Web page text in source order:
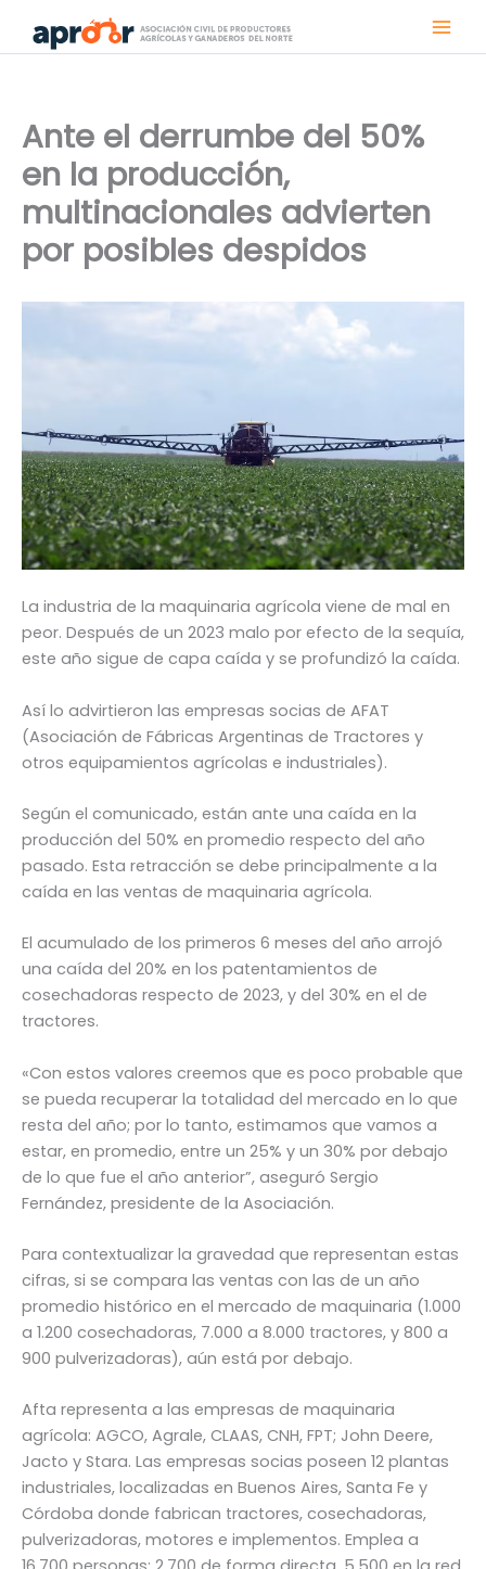
Ante el derrumbe del 50%
en la producción,
multinacionales advierten
por posibles despidos
La industria de la maquinaria agrícola viene de mal en
peor. Después de un 2023 malo por efecto de la sequía,
este año sigue de capa caída y se profundizó la caída.
Así lo advirtieron las empresas socias de AFAT
(Asociación de Fábricas Argentinas de Tractores y
otros equipamientos agrícolas e industriales).
Según el comunicado, están ante una caída en la
producción del 50% en promedio respecto del año
pasado. Esta retracción se debe principalmente a la
caída en las ventas de maquinaria agrícola.
El acumulado de los primeros 6 meses del año arrojó
una caída del 20% en los patentamientos de
cosechadoras respecto de 2023, y del 30% en el de
tractores.
«Con estos valores creemos que es poco probable que
se pueda recuperar la totalidad del mercado en lo que
resta del año; por lo tanto, estimamos que vamos a
estar, en promedio, entre un 25% y un 30% por debajo
de lo que fue el año anterior”, aseguró Sergio
Fernández, presidente de la Asociación.
Para contextualizar la gravedad que representan estas
cifras, si se compara las ventas con las de un año
promedio histórico en el mercado de maquinaria (1.000
a 1.200 cosechadoras, 7.000 a 8.000 tractores, y 800 a
900 pulverizadoras), aún está por debajo.
Afta representa a las empresas de maquinaria
agrícola: AGCO, Agrale, CLAAS, CNH, FPT; John Deere,
Jacto y Stara. Las empresas socias poseen 12 plantas
industriales, localizadas en Buenos Aires, Santa Fe y
Córdoba donde fabrican tractores, cosechadoras,
pulverizadoras, motores e implementos. Emplea a